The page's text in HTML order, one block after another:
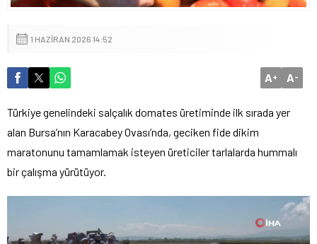
1 HAZIRAN 2026 14:52
A+ A-
Türkiye genelindeki salçalık domates üretiminde ilk sırada yer
alan Bursa’nın Karacabey Ovası’nda, geciken fide dikim
maratonunu tamamlamak isteyen üreticiler tarlalarda hummalı
bir çalışma yürütüyor.